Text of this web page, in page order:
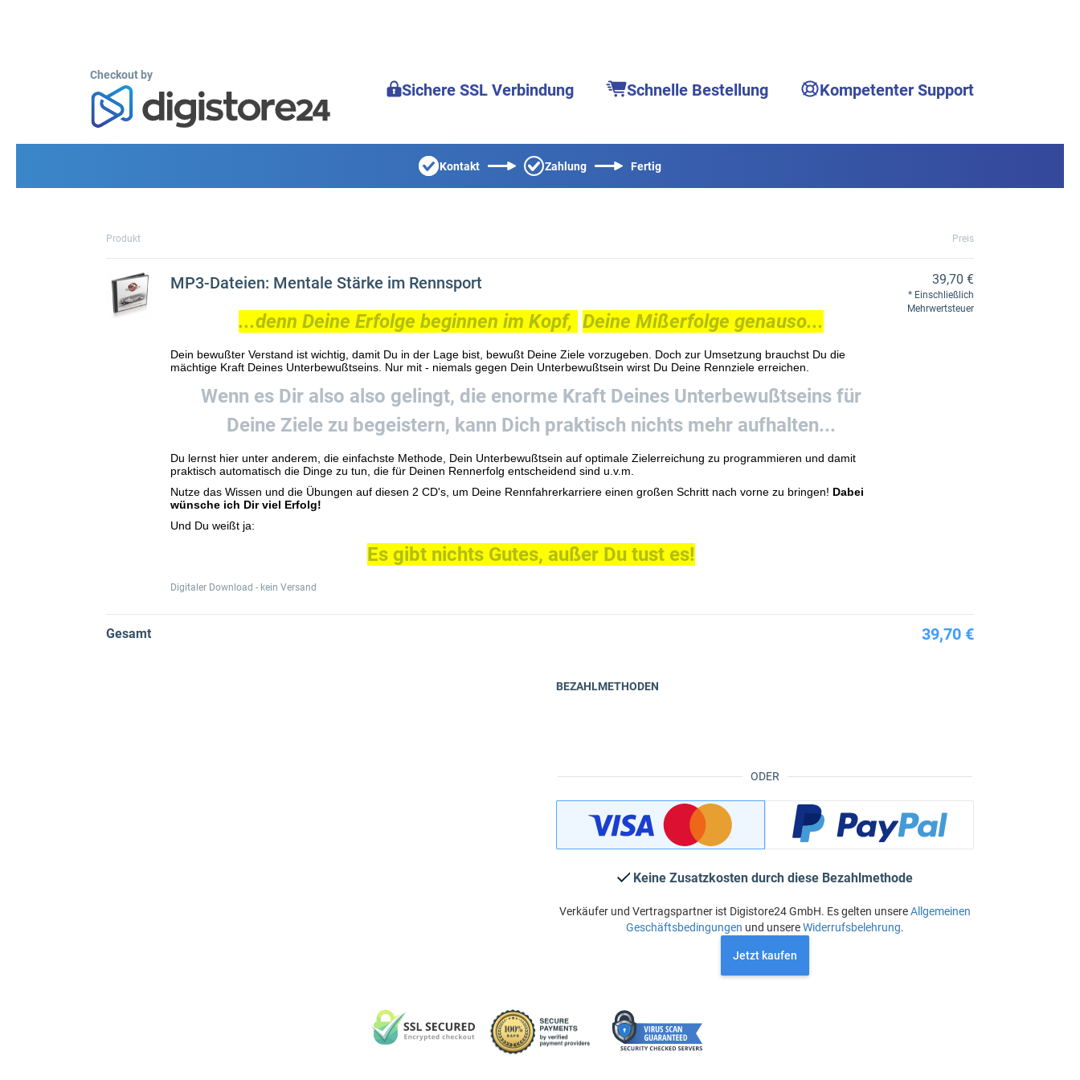
Checkout by
Sichere SSL Verbindung Schnelle Bestellung Kompetenter Support
Kontakt Zahlung Fertig
Produkt Preis
MP3-Dateien: Mentale Stärke im Rennsport
...denn Deine Erfolge beginnen im Kopf, Deine Mißerfolge genauso...
Dein bewußter Verstand ist wichtig, damit Du in der Lage bist, bewußt Deine Ziele vorzugeben. Doch zur Umsetzung brauchst Du die
mächtige Kraft Deines Unterbewußtseins. Nur mit - niemals gegen Dein Unterbewußtsein wirst Du Deine Rennziele erreichen.
Wenn es Dir also also gelingt, die enorme Kraft Deines Unterbewußtseins für
Deine Ziele zu begeistern, kann Dich praktisch nichts mehr aufhalten...
Du lernst hier unter anderem, die einfachste Methode, Dein Unterbewußtsein auf optimale Zielerreichung zu programmieren und damit
praktisch automatisch die Dinge zu tun, die für Deinen Rennerfolg entscheidend sind u.v.m.
Nutze das Wissen und die Übungen auf diesen 2 CD's, um Deine Rennfahrerkarriere einen großen Schritt nach vorne zu bringen! Dabei
wünsche ich Dir viel Erfolg!
Und Du weißt ja:
Es gibt nichts Gutes, außer Du tust es!
Digitaler Download - kein Versand
39,70 €
Einschließlich
Mehrwertsteuer
Gesamt 39,70 €
ODER
BEZAHLMETHODEN
Keine Zusatzkosten durch diese Bezahlmethode
Verkäufer und Vertragspartner ist Digistore24 GmbH. Es gelten unsereAllgemeinen
Geschäftsbedingungen und unsereWiderrufsbelehrung.
Jetzt kaufen